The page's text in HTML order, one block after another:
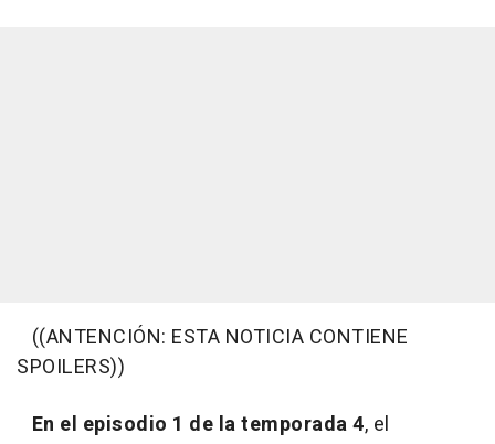
((ANTENCIÓN: ESTA NOTICIA CONTIENE
SPOILERS))
En el episodio 1 de la temporada 4, el